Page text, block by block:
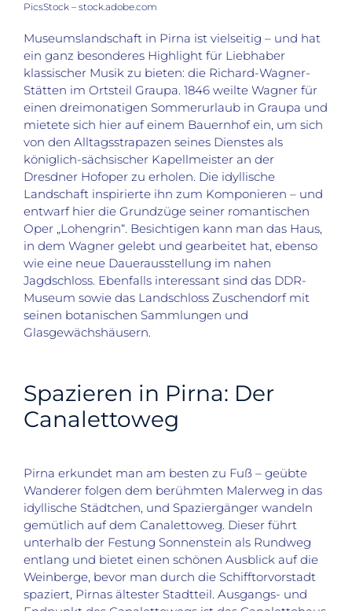
PicsStock – stock.adobe.com
Museumslandschaft in Pirna ist vielseitig – und hat
ein ganz besonderes Highlight für Liebhaber
klassischer Musik zu bieten: die Richard-Wagner-
Stätten im Ortsteil Graupa. 1846 weilte Wagner für
einen dreimonatigen Sommerurlaub in Graupa und
mietete sich hier auf einem Bauernhof ein, um sich
von den Alltagsstrapazen seines Dienstes als
königlich-sächsischer Kapellmeister an der
Dresdner Hofoper zu erholen. Die idyllische
Landschaft inspirierte ihn zum Komponieren – und
entwarf hier die Grundzüge seiner romantischen
Oper „Lohengrin“. Besichtigen kann man das Haus,
in dem Wagner gelebt und gearbeitet hat, ebenso
wie eine neue Dauerausstellung im nahen
Jagdschloss. Ebenfalls interessant sind das DDR-
Museum sowie das Landschloss Zuschendorf mit
seinen botanischen Sammlungen und
Glasgewächshäusern.
Spazieren in Pirna: Der
Canalettoweg
Pirna erkundet man am besten zu Fuß – geübte
Wanderer folgen dem berühmten Malerweg in das
idyllische Städtchen, und Spaziergänger wandeln
gemütlich auf dem Canalettoweg. Dieser führt
unterhalb der Festung Sonnenstein als Rundweg
entlang und bietet einen schönen Ausblick auf die
Weinberge, bevor man durch die Schifftorvorstadt
spaziert, Pirnas ältester Stadtteil. Ausgangs- und